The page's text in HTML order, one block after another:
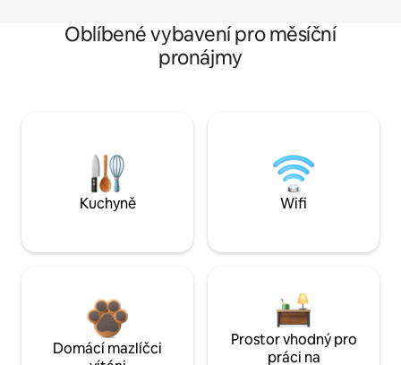
Oblíbené vybavení pro měsíční
pronájmy
Kuchyně Wifi
Domácí mazlíčci
Prostor vhodný pro
práci na